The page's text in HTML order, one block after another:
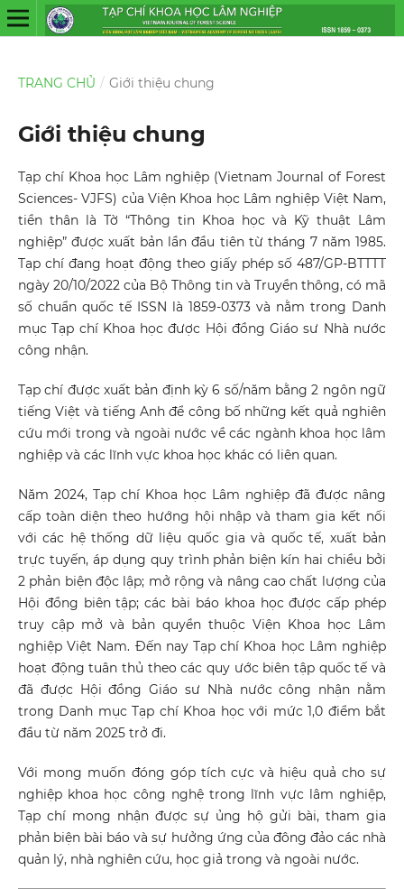
TRANG CHỦ / Giới thiệu chung
Giới thiệu chung
Tạp chí Khoa học Lâm nghiệp (Vietnam Journal of Forest
Sciences- VJFS) của Viện Khoa học Lâm nghiệp Việt Nam,
tiền thân là Tờ “Thông tin Khoa học và Kỹ thuật Lâm
nghiệp” được xuất bản lần đầu tiên từ tháng 7 năm 1985.
Tạp chí đang hoạt động theo giấy phép số 487/GP-BTTTT
ngày 20/10/2022 của Bộ Thông tin và Truyền thông, có mã
số chuẩn quốc tế ISSN là 1859-0373 và nằm trong Danh
mục Tạp chí Khoa học được Hội đồng Giáo sư Nhà nước
công nhận.
Tạp chí được xuất bản định kỳ 6 số/năm bằng 2 ngôn ngữ
tiếng Việt và tiếng Anh để công bố những kết quả nghiên
cứu mới trong và ngoài nước về các ngành khoa học lâm
nghiệp và các lĩnh vực khoa học khác có liên quan.
Năm 2024, Tạp chí Khoa học Lâm nghiệp đã được nâng
cấp toàn diện theo hướng hội nhập và tham gia kết nối
với các hệ thống dữ liệu quốc gia và quốc tế, xuất bản
trực tuyến, áp dụng quy trình phản biện kín hai chiều bởi
2 phản biện độc lập; mở rộng và nâng cao chất lượng của
Hội đồng biên tập; các bài báo khoa học được cấp phép
truy cập mở và bản quyền thuộc Viện Khoa học Lâm
nghiệp Việt Nam. Đến nay Tạp chí Khoa học Lâm nghiệp
hoạt động tuân thủ theo các quy ước biên tập quốc tế và
đã được Hội đồng Giáo sư Nhà nước công nhận nằm
trong Danh mục Tạp chí Khoa học với mức 1,0 điểm bắt
đầu từ năm 2025 trở đi.
Với mong muốn đóng góp tích cực và hiệu quả cho sự
nghiệp khoa học công nghệ trong lĩnh vực lâm nghiệp,
Tạp chí mong nhận được sự ủng hộ gửi bài, tham gia
phản biện bài báo và sự hưởng ứng của đông đảo các nhà
quản lý, nhà nghiên cứu, học giả trong và ngoài nước.